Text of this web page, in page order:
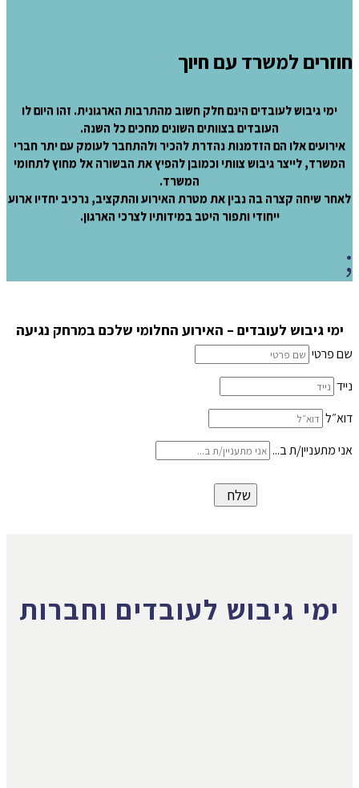
חוזרים למשרד עם חיוך
ימי גיבוש לעובדים הינם חלק חשוב מהתרבות הארגונית. זהו היום לו
העובדים בצוותים השונים מחכים כל השנה.
אירועים אלו הם הזדמנות נהדרת להכיר ולהתחבר לעומק עם יתר חברי
המשרד, לייצר גיבוש צוותי וכמובן להפיץ את הבשורה אל מחוץ לתחומי
המשרד.
לאחר שיחה קצרה בה נבין את מטרת האירוע והתקציב, נרכיב יחדיו ארוע
ייחודי ותפור היטב במידותיו לצרכי הארגון.
;
ימי גיבוש לעובדים – האירוע החלומי שלכם במרחק נגיעה
שם פרטי
נייד
דוא״ל
אני מתעניין/ת ב...
שלח
ימי גיבוש לעובדים וחברות